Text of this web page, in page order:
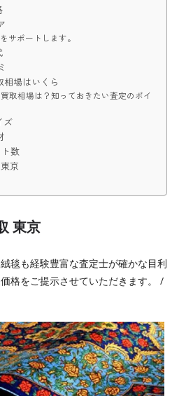
サポートします。
相場はいくら
取相場は？知っておきたい査定のポイ
ズ
数
京
東京
毯も経験豊富な査定士が確かな目利
格をご提示させていただきます。 /